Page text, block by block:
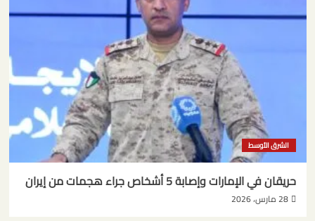
الشرق الأوسط
حريقان في الإمارات وإصابة 5 أشخاص جراء هجمات من إيران
28 مارس، 2026